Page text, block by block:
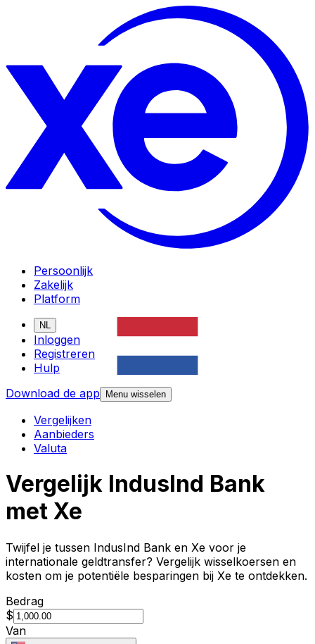
Persoonlijk
Zakelijk
Platform
NL
Inloggen
Registreren
Hulp
Download de app
Menu wisselen
Vergelijken
Aanbieders
Valuta
Vergelijk IndusInd Bank
met Xe
Twijfel je tussen IndusInd Bank en Xe voor je
internationale geldtransfer? Vergelijk wisselkoersen en
kosten om je potentiële besparingen bij Xe te ontdekken.
Bedrag
$
Van